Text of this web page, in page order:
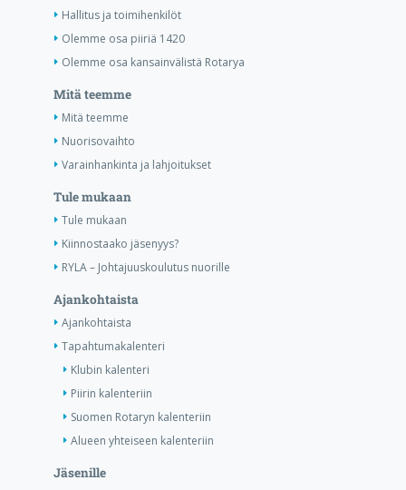
Hallitus ja toimihenkilöt
Olemme osa piiriä 1420
Olemme osa kansainvälistä Rotarya
Mitä teemme
Mitä teemme
Nuorisovaihto
Varainhankinta ja lahjoitukset
Tule mukaan
Tule mukaan
Kiinnostaako jäsenyys?
RYLA – Johtajuuskoulutus nuorille
Ajankohtaista
Ajankohtaista
Tapahtumakalenteri
Klubin kalenteri
Piirin kalenteriin
Suomen Rotaryn kalenteriin
Alueen yhteiseen kalenteriin
Jäsenille